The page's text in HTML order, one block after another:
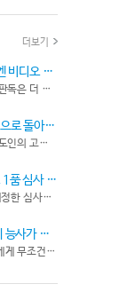
비
해
야
악
가
더보기
상 미룰 수 없다
오늘날 세계 스포츠에서 비디오 판독은 더 이상 선택이 아니다. 선수의 땀과 노력, 경기 결과의 공정성을 지키기 위한 최소한의 안전장치이자 국제 스포츠의 보편적인 기준이 됐다.
'도장(道場)의 본질’
태권도의 모태이자 전 세계 태권도인의 고향, 국기원 도장 위에 다시 뜨거운 기합 소리가 웅장하게 울려 퍼질 예정이다. 오랜만에 국기원에서 펼쳐지는 이번 세계태권도한마당은 단순한 대회 개최를 넘어 국경과 인종, 세대를 넘어 하나의 마음으로 모인 전 세계 태권도인들의 가슴속에 묵직한 설렘과 숭고한 감회를 불러일으킨다.
은 더욱 가팔라졌다!
최근 대한태권도협회(KTA)가 개정한 심사시행 규정이 도장가에 화두를 던지고 있다. 저연령 1품(단) 심사 시 지정 품새의 추첨 범위와 시기를 완화해 각 시도협회가 사실상 태극 1장부터 5장까지로 지정을 축소할 수 있는 제도적 근거를 마련했다.
수의 '기다림'
우리는 그동안 아이들과 선수들에게 무조건 “빨리 반응하라”고 다그치기만 했던 것은 아닐까? 진정한 탁월함은 단순히 근육의 수축 속도가 빠른 데서 오지 않는다. 복잡하고 긴박한 1대 1 격투 상황 속에서 ‘언제 멈추고, 언제 폭발할 것인가’를 통제하는 타이밍 조절 능력과 상황 인식(Situational Awareness)에서 온다.